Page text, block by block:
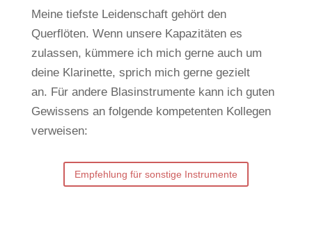
Meine tiefste Leidenschaft gehört den
Querflöten. Wenn unsere Kapazitäten es
zulassen, kümmere ich mich gerne auch um
deine Klarinette, sprich mich gerne gezielt
an. Für andere Blasinstrumente kann ich guten
Gewissens an folgende kompetenten Kollegen
verweisen:
Empfehlung für sonstige Instrumente